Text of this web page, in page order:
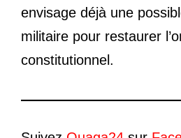
envisage déjà une
militaire pour restaurer
constitutionnel.